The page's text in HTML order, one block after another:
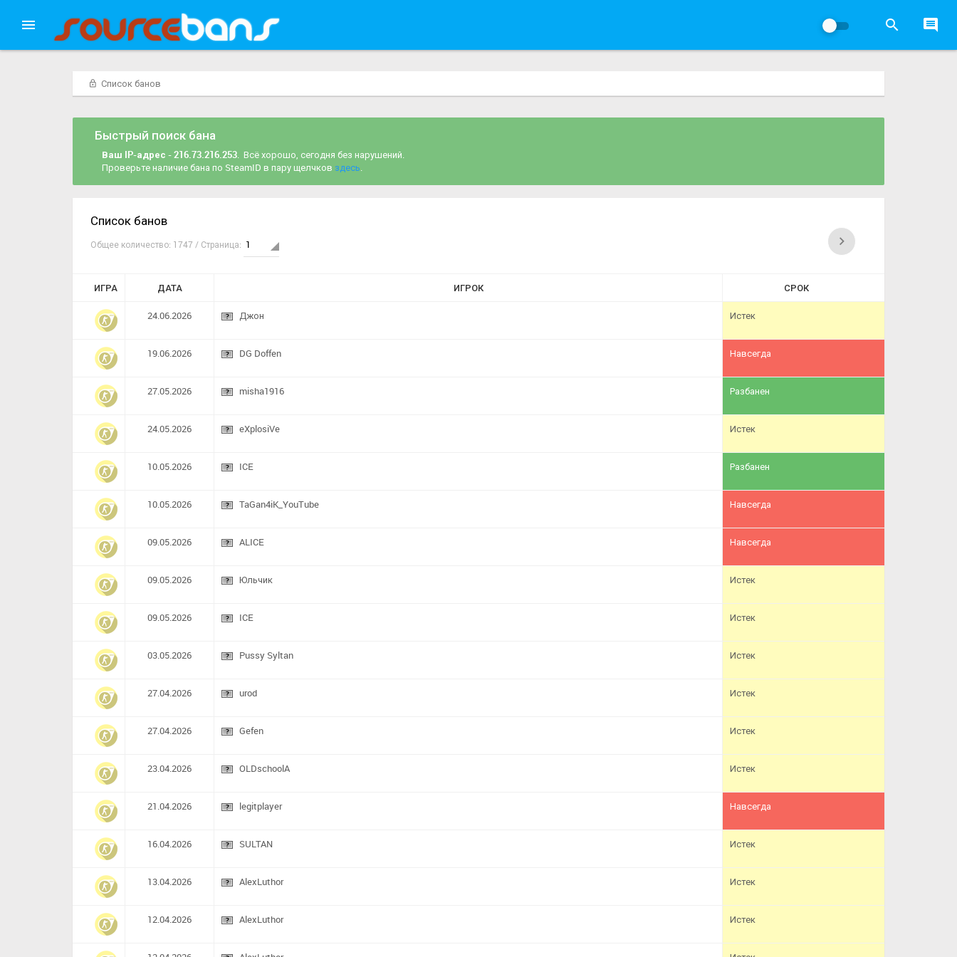
Список банов
Быстрый поиск бана
Ваш IP-адрес - 216.73.216.253. Всё хорошо, сегодня без нарушений.
Проверьте наличие бана по SteamID в пару щелчков здесь.
Список банов
Общее количество: 1747 / Страница:
ИГРА ДАТА ИГРОК СРОК
24.06.2026 Джон Истек
19.06.2026 DG Doffen Навсегда
27.05.2026 misha1916 Разбанен
24.05.2026 eXplosiVe Истек
10.05.2026 ICE Разбанен
10.05.2026 TaGan4iK_YouTube Навсегда
09.05.2026 ALICE Навсегда
09.05.2026 Юльчик Истек
09.05.2026 ICE Истек
03.05.2026 Pussy Syltan Истек
27.04.2026 urod Истек
27.04.2026 Gefen Истек
23.04.2026 OLDschoolA Истек
21.04.2026 legitplayer Навсегда
16.04.2026 SULTAN Истек
13.04.2026 AlexLuthor Истек
12.04.2026 AlexLuthor Истек